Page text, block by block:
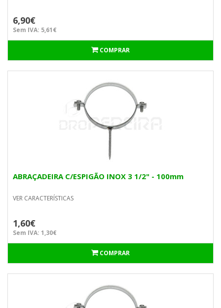
6,90€
Sem IVA: 5,61€
COMPRAR
ABRAÇADEIRA C/ESPIGÃO INOX 3 1/2" - 100mm
VER CARACTERÍSTICAS
1,60€
Sem IVA: 1,30€
COMPRAR